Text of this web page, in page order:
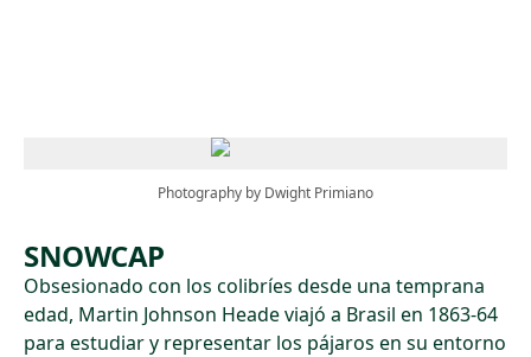
Photography by Dwight Primiano
SNOWCAP
Obsesionado con los colibríes desde una temprana
edad, Martin Johnson Heade viajó a Brasil en 1863-64
para estudiar y representar los pájaros en su entorno